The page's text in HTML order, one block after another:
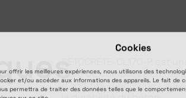
Cookies
offrir les meilleures expériences, nous utilisons des
et/ou accéder aux informations des appareils. Le fait de
permettra de traiter des données telles que le
base de composés
d’additifs spécifiques qui